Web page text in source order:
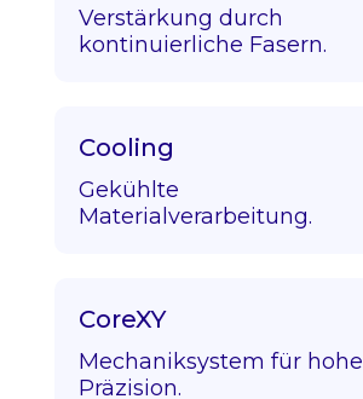
Verstärkung durch
kontinuierliche Fasern.
Cooling
Gekühlte
Materialverarbeitung.
CoreXY
Mechaniksystem für hohe
Präzision.